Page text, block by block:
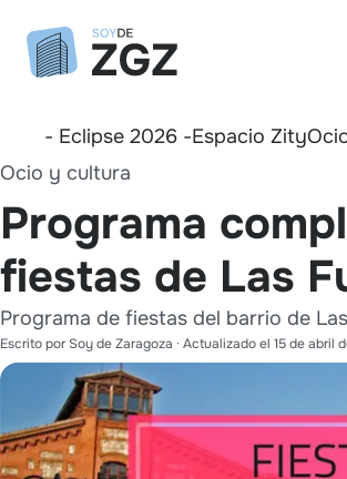
- Eclipse 2026 -Espacio Zity
Ocio y cultura
Programa
fiestas de Las
Programa de fiestas del barrio de
Escrito porSoy de Zaragoza · Actualizado el 15 de abril